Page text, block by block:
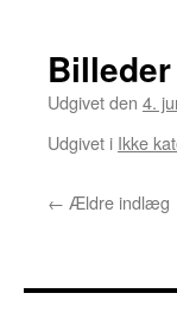
Udgivet den 4.
Udgivet i Ikke
← Ældre indlæg